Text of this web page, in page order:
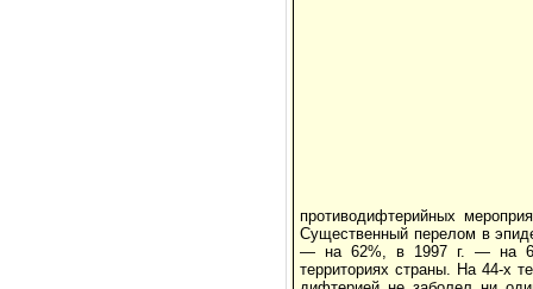
противодифтерийных
Существенный перелом в
— на 62%, в 1997 г. — на
территориях страны. На 44-х